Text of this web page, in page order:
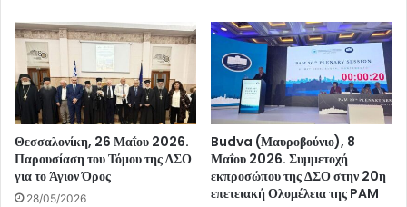
Θεσσαλονίκη, 26 Μαΐου 2026.
Παρουσίαση του Τόμου της ΔΣΟ
για το Άγιον Όρος
28/05/2026
Budva (Μαυροβούνιο), 8
Μαΐου 2026. Συμμετοχή
εκπροσώπου της ΔΣΟ στην 20η
επετειακή Ολομέλεια της PAM